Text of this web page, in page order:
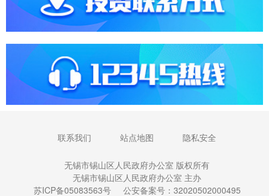
联系我们 站点地图 隐私安全
无锡市锡山区人民政府办公室 版权所有
无锡市锡山区人民政府办公室 主办
苏ICP备05083563号
公安备案号：32020502000495